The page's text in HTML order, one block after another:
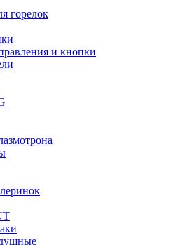
горелок
и кнопки